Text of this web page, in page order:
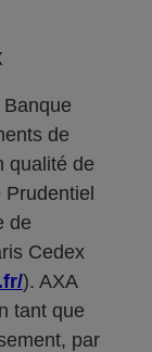
de
qualité de
de
Cedex
). AXA
tant que
par